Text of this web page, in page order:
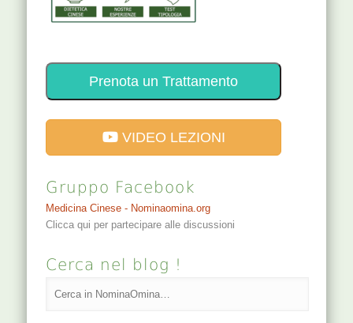
Prenota un Trattamento
VIDEO LEZIONI
Gruppo Facebook
Medicina Cinese - Nominaomina.org
Clicca qui per partecipare alle discussioni
Cerca nel blog !